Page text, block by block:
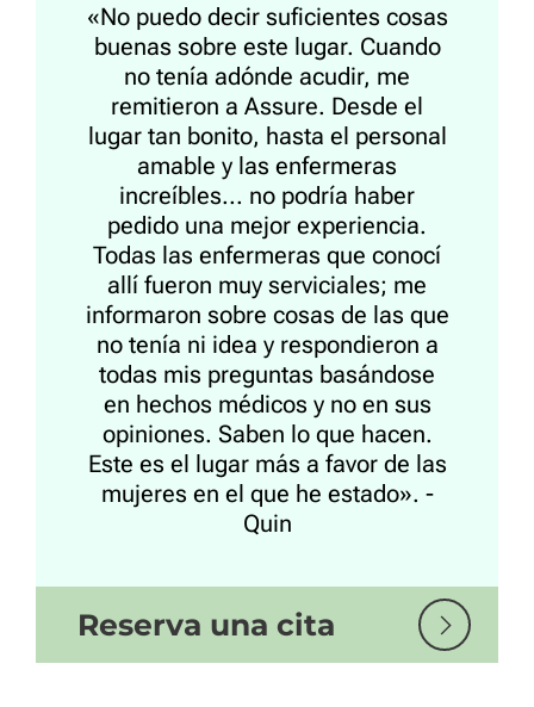
«No puedo decir suficientes cosas
buenas sobre este lugar. Cuando
no tenía adónde acudir, me
remitieron a Assure. Desde el
lugar tan bonito, hasta el personal
amable y las enfermeras
increíbles... no podría haber
pedido una mejor experiencia.
Todas las enfermeras que conocí
allí fueron muy serviciales; me
informaron sobre cosas de las que
no tenía ni idea y respondieron a
todas mis preguntas basándose
en hechos médicos y no en sus
opiniones. Saben lo que hacen.
Este es el lugar más a favor de las
mujeres en el que he estado». -
Quin
Reserva una cita